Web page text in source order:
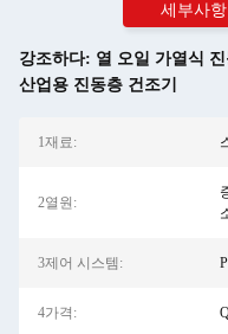
세부사항
강조하다: 열 오일 가열식 진
산업용 진동층 건조기
1재료:
2열원:
3제어 시스템:
4가격: